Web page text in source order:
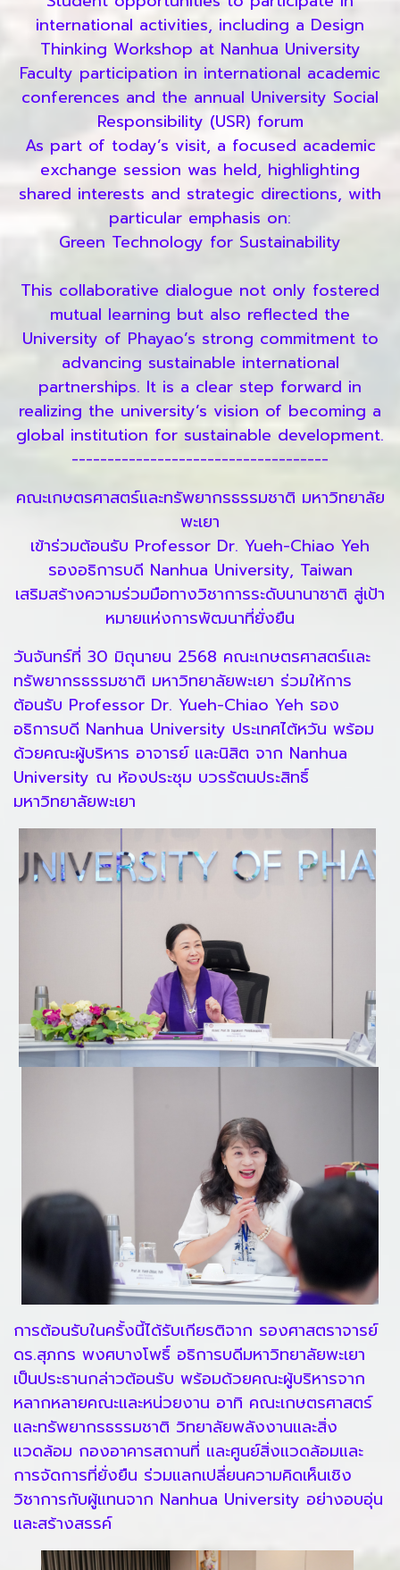
international activities, including a Design
Thinking Workshop at Nanhua University
Faculty participation in international academic
conferences and the annual University Social
Responsibility (USR) forum
As part of today’s visit, a focused academic
exchange session was held, highlighting
shared interests and strategic directions, with
particular emphasis on:
Green Technology for Sustainability
This collaborative dialogue not only fostered
mutual learning but also reflected the
University of Phayao’s strong commitment to
advancing sustainable international
partnerships. It is a clear step forward in
realizing the university’s vision of becoming a
global institution for sustainable development.
------------------------------------
คณะเกษตรศาสตร์และทรัพยากรธรรมชาติ มหาวิทยาลัย
พะเยา
เข้าร่วมต้อนรับ Professor Dr. Yueh-Chiao Yeh
รองอธิการบดี Nanhua University, Taiwan
เสริมสร้างความร่วมมือทางวิชาการระดับนานาชาติ สู่เป้า
หมายแห่งการพัฒนาที่ยั่งยืน
วันจันทร์ที่ 30 มิถุนายน 2568 คณะเกษตรศาสตร์และ
ทรัพยากรธรรมชาติ มหาวิทยาลัยพะเยา ร่วมให้การ
ต้อนรับ Professor Dr. Yueh-Chiao Yeh รอง
อธิการบดี Nanhua University ประเทศไต้หวัน พร้อม
ด้วยคณะผู้บริหาร อาจารย์ และนิสิต จาก Nanhua
University ณ ห้องประชุม บวรรัตนประสิทธิ์
มหาวิทยาลัยพะเยา
การต้อนรับในครั้งนี้ได้รับเกียรติจาก รองศาสตราจารย์
ดร.สุภกร พงศบางโพธิ์ อธิการบดีมหาวิทยาลัยพะเยา
เป็นประธานกล่าวต้อนรับ พร้อมด้วยคณะผู้บริหารจาก
หลากหลายคณะและหน่วยงาน อาทิ คณะเกษตรศาสตร์
และทรัพยากรธรรมชาติ วิทยาลัยพลังงานและสิ่ง
แวดล้อม กองอาคารสถานที่ และศูนย์สิ่งแวดล้อมและ
การจัดการที่ยั่งยืน ร่วมแลกเปลี่ยนความคิดเห็นเชิง
วิชาการกับผู้แทนจาก Nanhua University อย่างอบอุ่น
และสร้างสรรค์